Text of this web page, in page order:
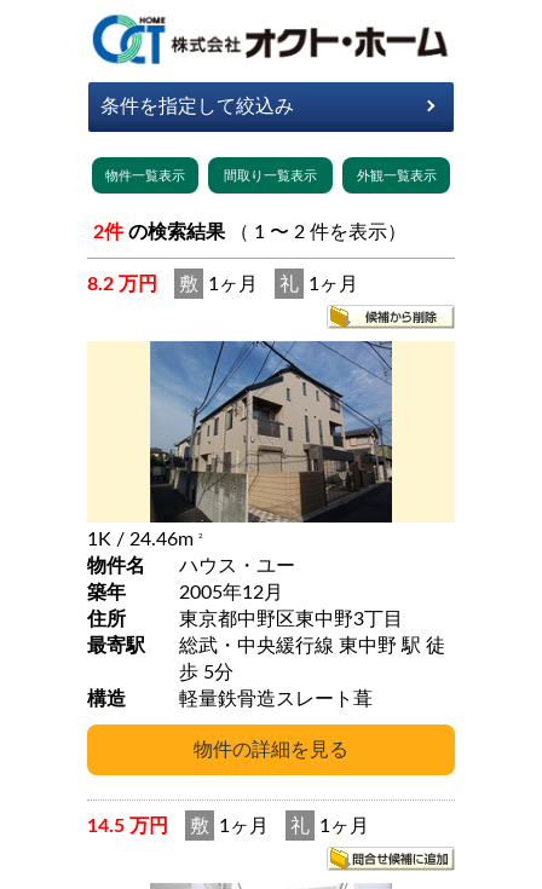
2件 の検索結果 （ 1 〜 2 件を表示）
8.2 万円 敷 1ヶ月 礼 1ヶ月
1K / 24.46m 2
物件名
ハウス・ユー
築年
2005年12月
住所
東京都中野区東中野3丁目
最寄駅
総武・中央緩行線 東中野 駅 徒
歩 5分
構造
軽量鉄骨造スレート葺
14.5 万円 敷 1ヶ月 礼 1ヶ月